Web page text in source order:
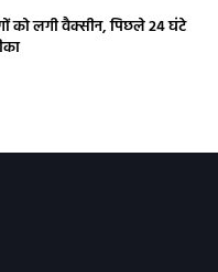
को लगी वैक्सीन, पिछले 24 घंटे